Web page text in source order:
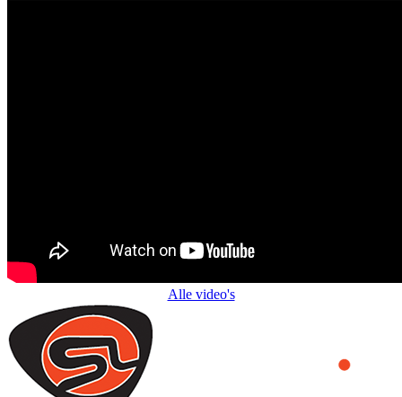
Alle video's